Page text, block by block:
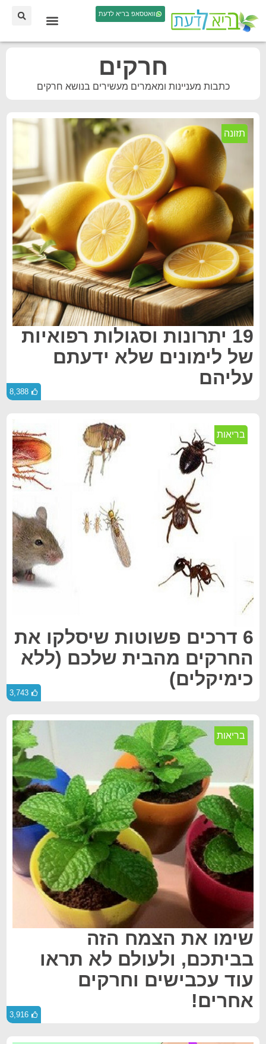
וואטסאפ בריא לדעת
חרקים
כתבות מעניינות ומאמרים מעשירים בנושא חרקים
תזונה
19 יתרונות וסגולות רפואיות
של לימונים שלא ידעתם
עליהם
8,388
בריאות
6 דרכים פשוטות שיסלקו את
החרקים מהבית שלכם (ללא
כימיקלים)
3,743
בריאות
שימו את הצמח הזה
בביתכם, ולעולם לא תראו
עוד עכבישים וחרקים
אחרים!
3,916